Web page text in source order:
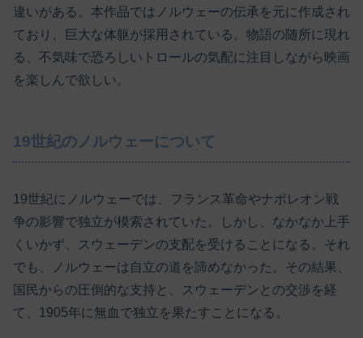
違いがある。本作品ではノルウェーの伝承を元に作成され
ており、巨大な体躯が採用されている。物語の随所に現れ
る、不気味で恐ろしいトロールの気配に注目しながら映画
を楽しんで欲しい。
19世紀のノルウェーについて
19世紀にノルウェーでは、フランス革命やナポレオン戦
争の影響で独立が模索されていた。しかし、なかなか上手
くいかず、スウェーデンの支配を受けることになる。それ
でも、ノルウェーは自立の道を諦めなかった。その結果、
国民からの圧倒的な支持と、スウェーデンとの交渉を経
て、1905年に無血で独立を果たすことになる。